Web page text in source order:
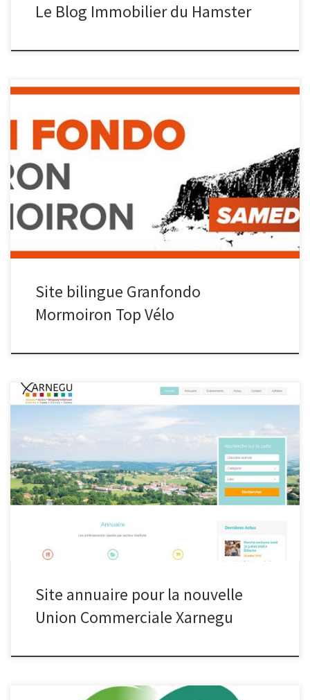
Le Blog Immobilier du Hamster
Site bilingue Granfondo
Mormoiron Top Vélo
Site annuaire pour la nouvelle
Union Commerciale Xarnegu